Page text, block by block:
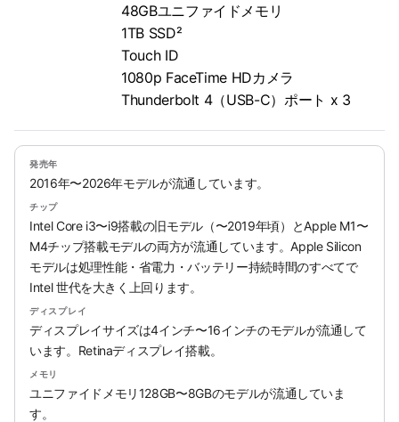
48GBユニファイドメモリ
1TB SSD²
Touch ID
1080p FaceTime HDカメラ
Thunderbolt 4（USB-C）ポート x 3
発売年
2016年〜2026年モデルが流通しています。
チップ
Intel Core i3〜i9搭載の旧モデル（〜2019年頃）とApple M1〜
M4チップ搭載モデルの両方が流通しています。Apple Silicon
モデルは処理性能・省電力・バッテリー持続時間のすべてで
Intel 世代を大きく上回ります。
ディスプレイ
ディスプレイサイズは4インチ〜16インチのモデルが流通して
います。Retinaディスプレイ搭載。
メモリ
ユニファイドメモリ128GB〜8GBのモデルが流通していま
す。